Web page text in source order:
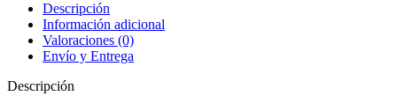
Descripción
Información adicional
Valoraciones (0)
Envío y Entrega
Descripción